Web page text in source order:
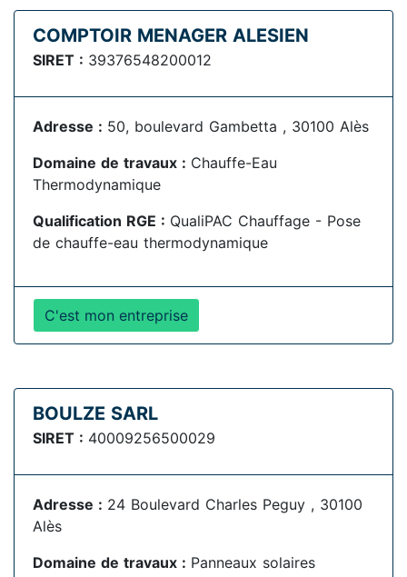
COMPTOIR MENAGER ALESIEN
SIRET : 39376548200012
Adresse : 50, boulevard Gambetta , 30100 Alès
Domaine de travaux : Chauffe-Eau
Thermodynamique
Qualification RGE : QualiPAC Chauffage - Pose
de chauffe-eau thermodynamique
C'est mon entreprise
BOULZE SARL
SIRET : 40009256500029
Adresse : 24 Boulevard Charles Peguy , 30100
Alès
Domaine de travaux : Panneaux solaires